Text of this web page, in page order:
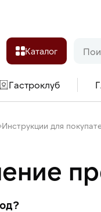
Каталог
Гастроклуб
Инструкции для